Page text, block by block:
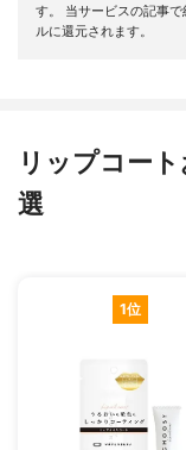
す。 当サービスの記事
ルに還元されます。
リップコー
選
1位